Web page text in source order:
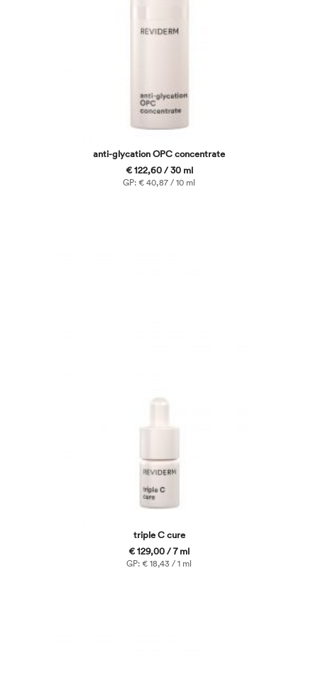
anti-glycation OPC concentrate
€ 122,60 / 30 ml
GP: € 40,87 / 10 ml
triple C cure
€ 129,00 / 7 ml
GP: € 18,43 / 1 ml